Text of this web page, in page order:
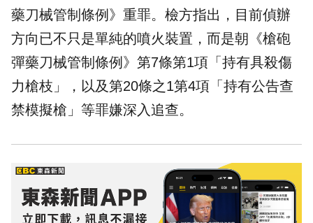
藥刀械管制條例》重罪。檢方指出，目前偵辦
方向已不只是單純的噴火裝置，而是朝《槍砲
彈藥刀械管制條例》第7條第1項「持有具殺傷
力槍枝」，以及第20條之1第4項「持有公告查
禁模擬槍」等罪嫌深入追查。